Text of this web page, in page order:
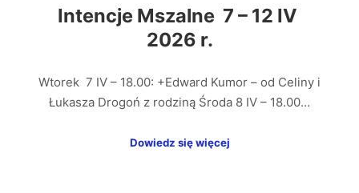
Intencje Mszalne 7 – 12 IV
2026 r.
Wtorek 7 IV – 18.00: +Edward Kumor – od Celiny i
Łukasza Drogoń z rodziną Środa 8 IV – 18.00…
Dowiedz się więcej